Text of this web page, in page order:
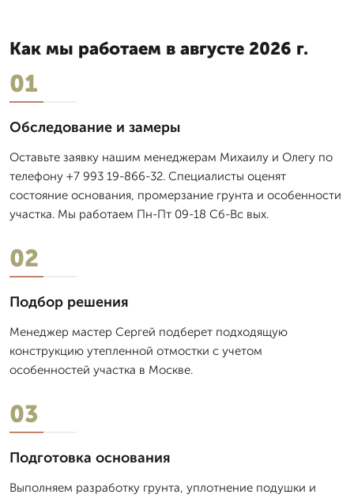
Как мы работаем в августе 2026 г.
01
Обследование и замеры
Оставьте заявку нашим менеджерам Михаилу и Олегу по
телефону +7 993 19-866-32. Специалисты оценят
состояние основания, промерзание грунта и особенности
участка. Мы работаем Пн-Пт 09-18 Сб-Вс вых.
02
Подбор решения
Менеджер мастер Сергей подберет подходящую
конструкцию утепленной отмостки с учетом
особенностей участка в Москве.
03
Подготовка основания
Выполняем разработку грунта, уплотнение подушки и